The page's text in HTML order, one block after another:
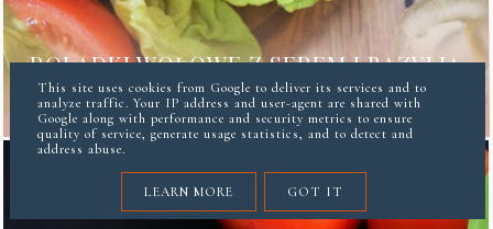
ROLADKI WOŁOWE Z SEREM I BAZYLIĄ
This site uses cookies from Google to deliver its services and to
analyze traffic. Your IP address and user-agent are shared with
Google along with performance and security metrics to ensure
quality of service, generate usage statistics, and to detect and
address abuse.
LEARN MORE GOT IT